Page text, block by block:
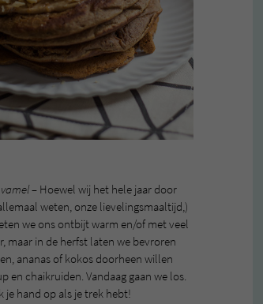
–Hoewel wij het hele jaar door
weten, onze lievelingsmaaltijd,)
we ons ontbijt warm en/of met veel
maar in de herfst laten we bevroren
ananas of kokos doorheen willen
en chaikruiden. Vandaag gaan we los.
je hand op als je trek hebt!